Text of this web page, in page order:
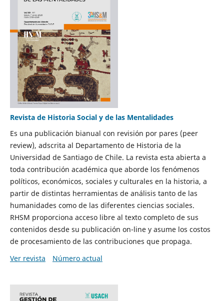
Revista de Historia Social y de las Mentalidades
Es una publicación bianual con revisión por pares (peer
review), adscrita al Departamento de Historia de la
Universidad de Santiago de Chile. La revista esta abierta a
toda contribución académica que aborde los fenómenos
políticos, económicos, sociales y culturales en la historia, a
partir de distintas herramientas de análisis tanto de las
humanidades como de las diferentes ciencias sociales.
RHSM proporciona acceso libre al texto completo de sus
contenidos desde su publicación on-line y asume los costos
de procesamiento de las contribuciones que propaga.
Ver revista
Número actual